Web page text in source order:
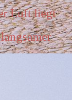
Luft liegt